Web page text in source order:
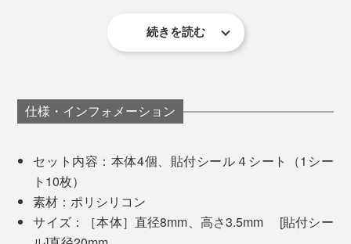
自社調べ
＜アンケートコメント＞
いつもは痛みを感じたら肩を押さえるが、痛みが減
寝る前に貼れば、コリを翌朝に持ち越すことも減って、
まず、人工鉱石の粒を手にとるとそれだけでほのかにあ
ん。
続きを読む
仕様・インフォメーション
セット内容：本体4個、貼付シール４シート（1シー
ト10枚）
素材：ポリシリコン
サイズ：［本体］直径8mm、高さ3.5mm [貼付シー